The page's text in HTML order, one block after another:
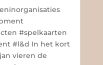
#spelkaarten
#l&d In het kort
vieren de